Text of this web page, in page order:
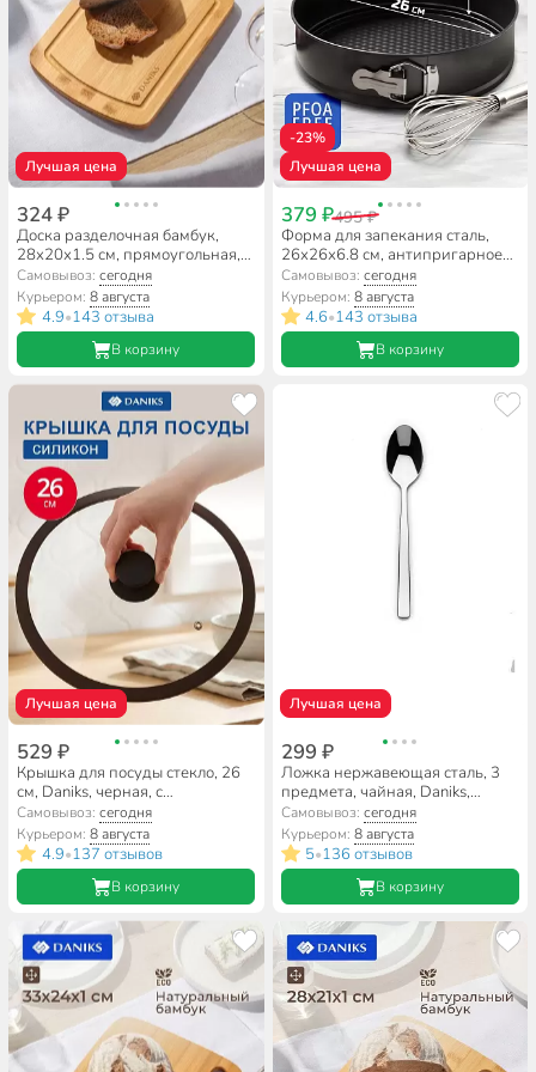
Лучшая цена
324 ₽
Доска разделочная бамбук,
28х20х1.5 см, прямоугольная,
Daniks, H-1763
Самовывоз:сегодня
Курьером:8 августа
4.9•143 отзыва
В корзину
-23%
Лучшая цена
379 ₽495 ₽
Форма для запекания сталь,
26х26х6.8 см, антипригарное
покрытие, круглая, разъемная,
Daniks, K-804
Самовывоз: сегодня
Курьером: 8 августа
4.6•143 отзыва
В корзину
Лучшая цена
529 ₽
Крышка для посуды стекло, 26
см, Daniks, черная, с
силиконовым ободом, HA223B
Самовывоз:сегодня
Курьером:8 августа
4.9•137 отзывов
В корзину
Лучшая цена
299 ₽
Ложка нержавеющая сталь, 3
предмета, чайная, Daniks,
Verona
Самовывоз: сегодня
Курьером: 8 августа
5•136 отзывов
В корзину